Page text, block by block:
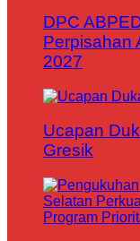
DPC
Perpisahan
2027
Ucapan
Gresik